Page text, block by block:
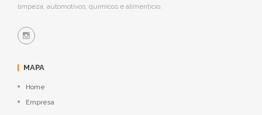
limpeza, automotivos, químicos e alimentício.
MAPA
Home
Empresa